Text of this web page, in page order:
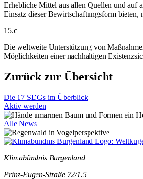
Erhebliche Mittel aus allen Quellen und auf
Einsatz dieser Bewirtschaftungsform
15.c
Die weltweite Unterstützung von
Möglichkeiten einer nachhaltigen
Zurück zur Übersicht
Die 17 SDGs im Überblick
Aktiv werden
Alle News
Klimabündnis Burgenland
Prinz-Eugen-Straße 72/1.5